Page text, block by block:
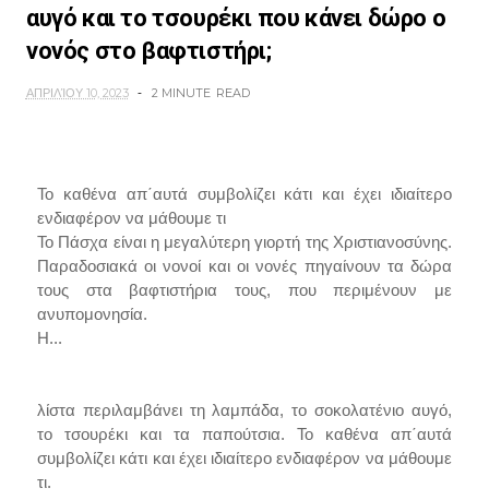
αυγό και το τσουρέκι που κάνει δώρο ο
νονός στο βαφτιστήρι;
ΑΠΡΙΛΊΟΥ 10, 2023 2 MINUTE READ
Το καθένα απ΄αυτά συμβολίζει κάτι και έχει ιδιαίτερο
ενδιαφέρον να μάθουμε τι
Το Πάσχα είναι η μεγαλύτερη γιορτή της Χριστιανοσύνης.
Παραδοσιακά οι νονοί και οι νονές πηγαίνουν τα δώρα
τους στα βαφτιστήρια τους, που περιμένουν με
ανυπομονησία.
Η...
λίστα περιλαμβάνει τη λαμπάδα, το σοκολατένιο αυγό,
το τσουρέκι και τα παπούτσια. Το καθένα απ΄αυτά
συμβολίζει κάτι και έχει ιδιαίτερο ενδιαφέρον να μάθουμε
τι.